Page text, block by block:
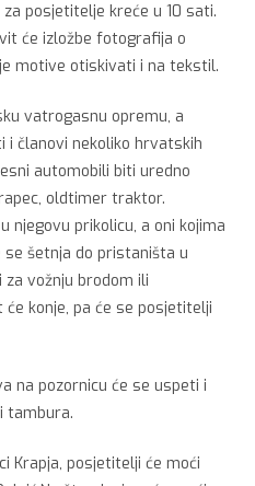
posjetitelje kreće u 10 sati.
će izložbe fotografija o
motive otiskivati i na tekstil.
vatrogasnu opremu, a
i članovi nekoliko hrvatskih
automobili biti uredno
oldtimer traktor.
njegovu prikolicu, a oni kojima
se šetnja do pristaništa u
za vožnju brodom ili
konje, pa će se posjetitelji
na pozornicu će se uspeti i
tambura.
Krapja, posjetitelji će moći